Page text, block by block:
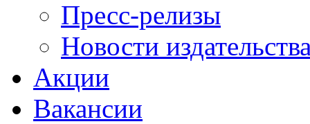
Пресс-релизы
Новости
Акции
Вакансии